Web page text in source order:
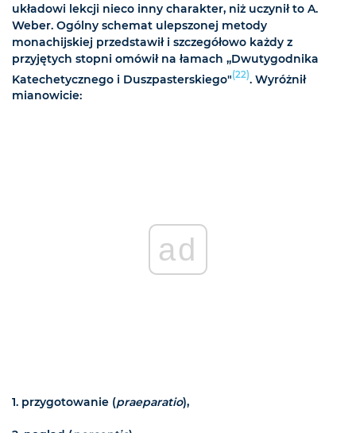
układowi lekcji nieco inny charakter, niż uczynił to A.
Weber. Ogólny schemat ulepszonej metody
monachijskiej przedstawił i szczegółowo każdy z
przyjętych stopni omówił na łamach „Dwutygodnika
Katechetycznego i Duszpasterskiego"(22). Wyróżnił
mianowicie:
ad
1. przygotowanie (praeparatio),